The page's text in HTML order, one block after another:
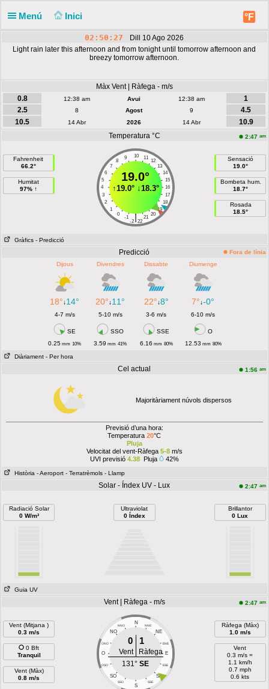
Menú Inici °F
02:50:27
Dill 10 Ago 2026
Light rain later this afternoon and from tonight until tomorrow afternoon and
breezy tomorrow afternoon.
Màx Vent | Ràfega - m/s
0.8
12:38 am Avui 12:38 am
1
2.5
8 Agost 9
4.5
10.5
14 Abr 2026 14 Abr
10.9
Temperatura °C
2:47 am
Fahrenheit
66.2°
Humitat
97% ↑
10
9 11
8
12
7
13
6
14
5
15
4
16
3
17
2
18
1
19
0
20
-1 21
|
-2 22
19.0°
↑19.0°↓18.3°
Sensació
19.0°
Bombeta hum.
18.7°
Rosada
18.5°
Gràfics - Predicció
Predicció
Fora de línia
Dijous
Divendres Dissabte Diumenge
18°↓14° 20°↓11° 22°↓8° 7°↓-0°
4-7 m/s 5-10 m/s 3-6 m/s 6-10 m/s
SE SSO SSE
O
0.25 mm 10% 3.59 mm 41% 6.16 mm 80% 12.53 mm 80%
Diàriament - Per hora
Cel actual 1:56 am
Majoritàriament núvols dispersos
Previsió d’una hora:
Temperatura20°C
Pluja
Velocitat del vent-Ràfega 5-8m/s
UVI previsió 4.38Pluja 42%
Història - Aeroport - Terratrèmols - Llamp
Solar - Índex UV - Lux 2:47 am
Radiació Solar
0 W/m²
Ultraviolat
0 Índex
Brillantor
0 Lux
Guia UV
Vent | Ràfega - m/s 2:47 am
Vent (Mitjana )
0.3 m/s
0 Bft
Tranquil
Vent (Màx)
0.8 m/s
N
NNO NNE
NO NE
ONO ENE
O E
OSO ESE
SO SE
SSO SSE
S
0 1
Vent
Ràfega
131°SE
Ràfega (Màx)
1.0 m/s
Vent
0.3 m/s =
1.1 km/h
0.7 mph
0.6 kts